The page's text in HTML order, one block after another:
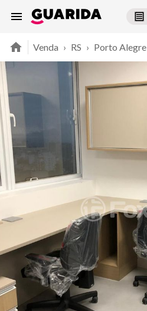
Venda › RS › Porto Alegre